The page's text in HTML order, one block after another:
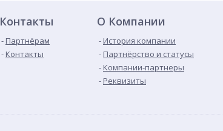
Контакты
Партнёрам
Контакты
О Компании
История компании
Партнёрство и статусы
Компании-партнеры
Реквизиты